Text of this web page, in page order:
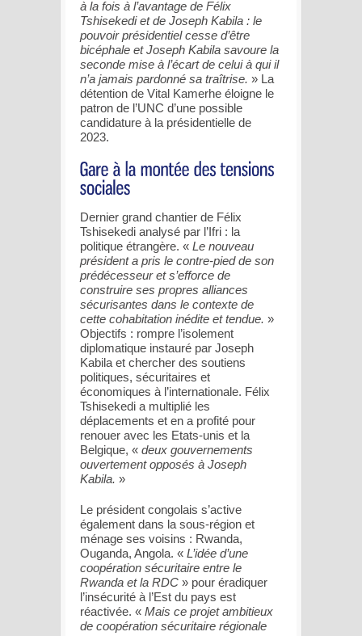
à la fois à l’avantage de Félix
Tshisekedi et de Joseph Kabila : le
pouvoir présidentiel cesse d’être
bicéphale et Joseph Kabila savoure la
seconde mise à l’écart de celui à qui il
n’a jamais pardonné sa traîtrise. » La
détention de Vital Kamerhe éloigne le
patron de l’UNC d’une possible
candidature à la présidentielle de
2023.
Dernier grand chantier de Félix
Tshisekedi analysé par l’Ifri : la
politique étrangère. « Le nouveau
président a pris le contre-pied de son
prédécesseur et s’efforce de
construire ses propres alliances
sécurisantes dans le contexte de
cette cohabitation inédite et tendue. »
Objectifs : rompre l’isolement
diplomatique instauré par Joseph
Kabila et chercher des soutiens
politiques, sécuritaires et
économiques à l’internationale. Félix
Tshisekedi a multiplié les
déplacements et en a profité pour
renouer avec les Etats-unis et la
Belgique, « deux gouvernements
ouvertement opposés à Joseph
Kabila. »
Le président congolais s’active
également dans la sous-région et
ménage ses voisins : Rwanda,
Ouganda, Angola. « L’idée d’une
coopération sécuritaire entre le
Rwanda et la RDC » pour éradiquer
l’insécurité à l’Est du pays est
réactivée. « Mais ce projet ambitieux
de coopération sécuritaire régionale